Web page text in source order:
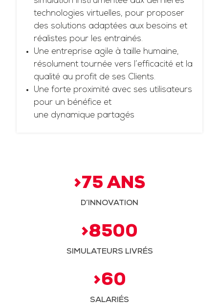
technologies virtuelles, pour proposer
des solutions adaptées aux besoins et
réalistes pour les entrainés.
Une entreprise agile à taille humaine,
résolument tournée vers l’efficacité et la
qualité au profit de ses Clients.
Une forte proximité avec ses utilisateurs
pour un bénéfice et
une dynamique partagés
>75 ANS
D’INNOVATION
>8500
SIMULATEURS LIVRÉS
>60
SALARIÉS